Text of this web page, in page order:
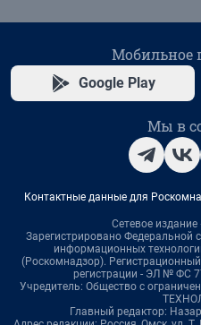
Мобильное
Google Play
Мы в
Контактные данные для
Сетевое издание
Зарегистрировано Федеральной
информационных
(Роскомнадзор).
регистрации - ЭЛ № ФС
Учредитель: Общество с
Главный редактор: